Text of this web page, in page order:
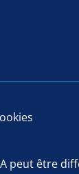
peut être